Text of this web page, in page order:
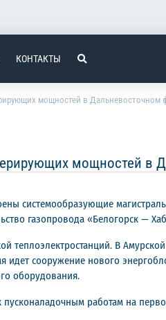
КОНТАКТЫ
мощностей в Дальневосточном
мощностей в
системообразующие
газопровода «Белогорск —
В
сооружение нового
оборудования.
работам на